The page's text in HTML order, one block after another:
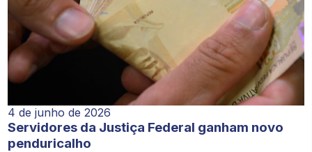
4 de junho de 2026
Servidores da Justiça Federal ganham novo
penduricalho